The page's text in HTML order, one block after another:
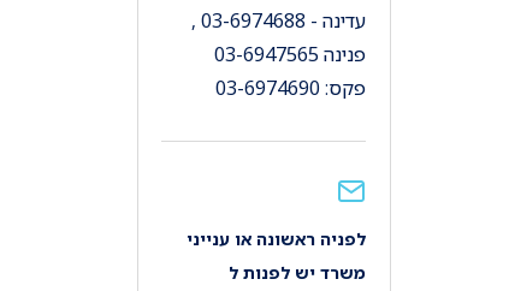
עדינה - 03-6974688 ,
פנינה 03-6947565
פקס: 03-6974690
לפניה ראשונה או ענייני
משרד יש לפנות ל